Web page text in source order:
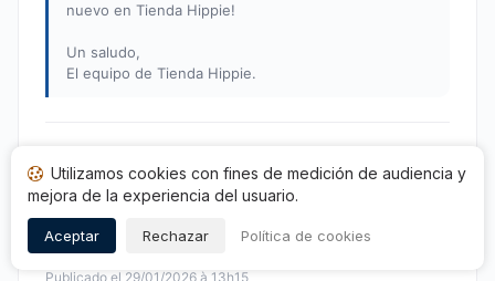
nuevo en Tienda Hippie!
Un saludo,
El equipo de Tienda Hippie.
M
Nota: 5 de 5
Publicado el 29/01/2026 à 13h15
Todo genial. Me han encantado los bolsos y el servicio
estupendo
Utilizamos cookies con fines de medición de audiencia y
mejora de la experiencia del usuario.
Aceptar Rechazar Política de cookies